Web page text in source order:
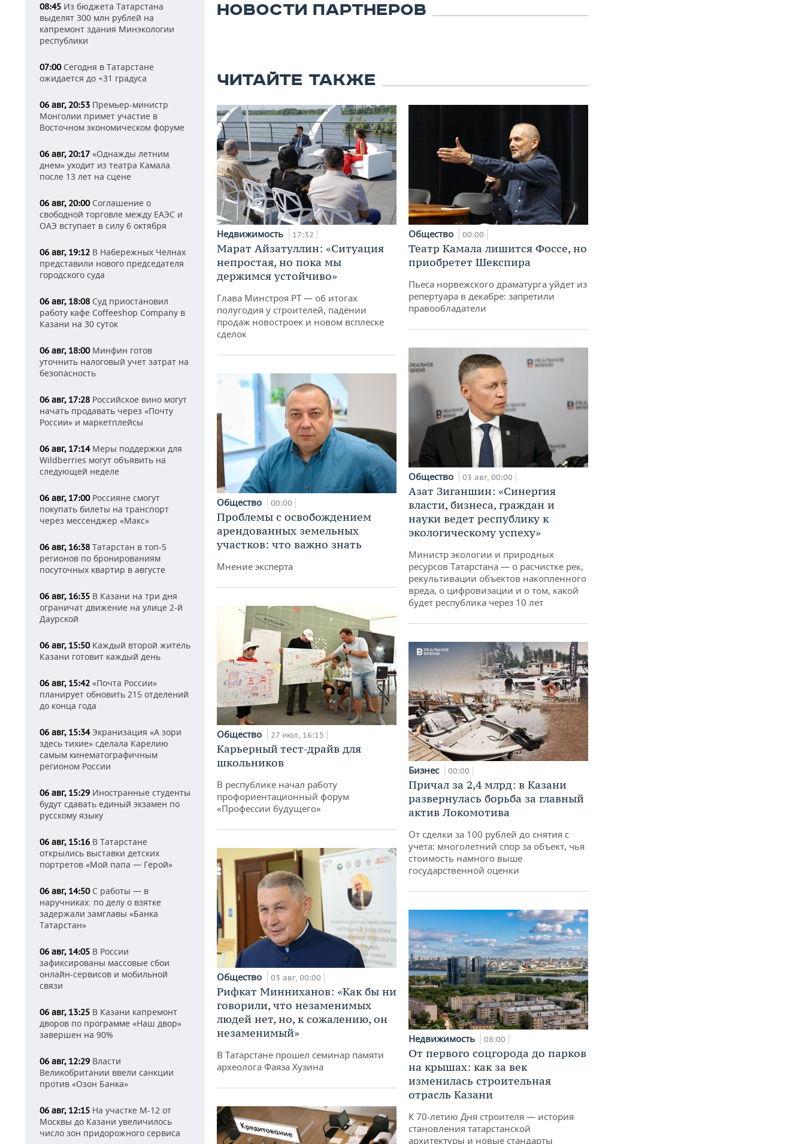
08:45 Из бюджета Татарстана
выделят 300 млн рублей на
капремонт здания Минэкологии
республики
07:00Сегодня в Татарстане
ожидается до +31 градуса
06 авг, 20:53 Премьер-министр
Монголии примет участие в
Восточном экономическом форуме
06 авг, 20:17 «Однажды летним
днем» уходит из театра Камала
после 13 лет на сцене
06 авг, 20:00Соглашение о
свободной торговле между ЕАЭС и
ОАЭ вступает в силу 6 октября
06 авг, 19:12 В Набережных Челнах
представили нового председателя
городского суда
06 авг, 18:08 Суд приостановил
работу кафе Coffeeshop Company в
Казани на 30 суток
06 авг, 18:00Минфин готов
уточнить налоговый учет затрат на
безопасность
06 авг, 17:28 Российское вино могут
начать продавать через «Почту
России» и маркетплейсы
06 авг, 17:14Меры поддержки для
Wildberries могут объявить на
следующей неделе
06 авг, 17:00Россияне смогут
покупать билеты на транспорт
через мессенджер «Макс»
06 авг, 16:38 Татарстан в топ-5
регионов по бронированиям
посуточных квартир в августе
06 авг, 16:35 В Казани на три дня
ограничат движение на улице 2-й
Даурской
06 авг, 15:50Каждый второй житель
Казани готовит каждый день
06 авг, 15:42 «Почта России»
планирует обновить 215 отделений
до конца года
06 авг, 15:34Экранизация «А зори
здесь тихие» сделала Карелию
самым кинематографичным
регионом России
06 авг, 15:29 Иностранные студенты
будут сдавать единый экзамен по
русскому языку
06 авг, 15:16 В Татарстане
открылись выставки детских
портретов «Мой папа — Герой»
06 авг, 14:50С работы — в
наручниках: по делу о взятке
задержали замглавы «Банка
Татарстан»
06 авг, 14:05 В России
зафиксированы массовые сбои
онлайн-сервисов и мобильной
связи
06 авг, 13:25 В Казани капремонт
дворов по программе «Наш двор»
завершен на 90%
06 авг, 12:29 Власти
Великобритании ввели санкции
против «Озон Банка»
06 авг, 12:15 На участке М-12 от
Москвы до Казани увеличилось
число зон придорожного сервиса
НОВОСТИ ПАРТНЕРОВ
ЧИТАЙТЕ ТАКЖЕ
Недвижимость 17:32
Марат Айзатуллин: «Ситуация
непростая, но пока мы
держимся устойчиво»
Глава Минстроя РТ — об итогах
полугодия у строителей, падении
продаж новостроек и новом всплеске
сделок
Общество 00:00
Проблемы с освобождением
арендованных земельных
участков: что важно знать
Мнение эксперта
Общество 27 июл, 16:15
Карьерный тест-драйв для
школьников
В республике начал работу
профориентационный форум
«Профессии будущего»
Общество 03 авг, 00:00
Рифкат Минниханов: «Как бы ни
говорили, что незаменимых
людей нет, но, к сожалению, он
незаменимый»
В Татарстане прошел семинар памяти
археолога Фаяза Хузина
Общество 00:00
Театр Камала лишится Фоссе, но
приобретет Шекспира
Пьеса норвежского драматурга уйдет из
репертуара в декабре: запретили
правообладатели
Общество 03 авг, 00:00
Азат Зиганшин: «Синергия
власти, бизнеса, граждан и
науки ведет республику к
экологическому успеху»
Министр экологии и природных
ресурсов Татарстана — о расчистке рек,
рекультивации объектов накопленного
вреда, о цифровизации и о том, какой
будет республика через 10 лет
Бизнес 00:00
Причал за 2,4 млрд: в Казани
развернулась борьба за главный
актив Локомотива
От сделки за 100 рублей до снятия с
учета: многолетний спор за объект, чья
стоимость намного выше
государственной оценки
Недвижимость 08:00
От первого соцгорода до парков
на крышах: как за век
изменилась строительная
отрасль Казани
К 70-летию Дня строителя — история
становления татарстанской
архитектуры и новые стандарты